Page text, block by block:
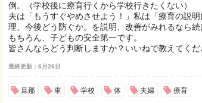
倒。（学校後に療育行くから学校行きたくない）
夫は「もうすぐやめさせよう！」私は「療育の説
理、今後どう防ぐか。を説明、改善がみれるなら続
もちろん、子どもの安全第一です。
皆さんならどう判断しますか？いいねで教えてくだ
最終更新：6月26日
旦那 車 学校 体 夫婦 療育